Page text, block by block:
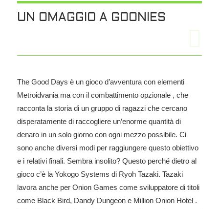
UN OMAGGIO A GOONIES
The Good Days è un gioco d’avventura con elementi
Metroidvania ma con il combattimento opzionale , che
racconta la storia di un gruppo di ragazzi che cercano
disperatamente di raccogliere un’enorme quantità di
denaro in un solo giorno con ogni mezzo possibile. Ci
sono anche diversi modi per raggiungere questo obiettivo
e i relativi finali. Sembra insolito? Questo perché dietro al
gioco c’è la Yokogo Systems di Ryoh Tazaki. Tazaki
lavora anche per Onion Games come sviluppatore di titoli
come Black Bird, Dandy Dungeon e Million Onion Hotel .